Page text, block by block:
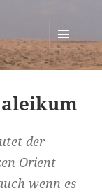
MENÜ
UND
aleikum
der
Orient
wenn es